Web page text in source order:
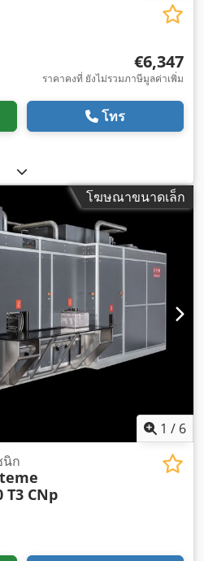
€6,347
ราคาคงที่ ยังไม่รวมภาษีมูลค่าเพิ่ม
โทร
โฆษณาขนาดเล็ก
1 / 6
นิก
T3 CNp